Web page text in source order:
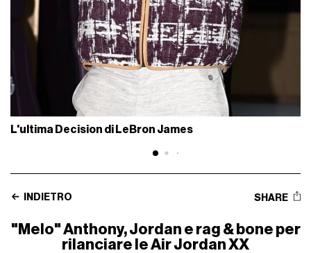
L'ultima Decision di LeBron James
INDIETRO SHARE
"Melo" Anthony, Jordan e rag & bone per
rilanciare le Air Jordan XX